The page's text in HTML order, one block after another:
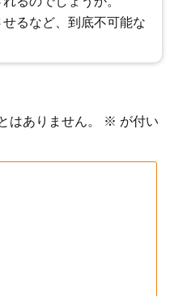
るなど、到底不可能な
はありません。 ※ が付い